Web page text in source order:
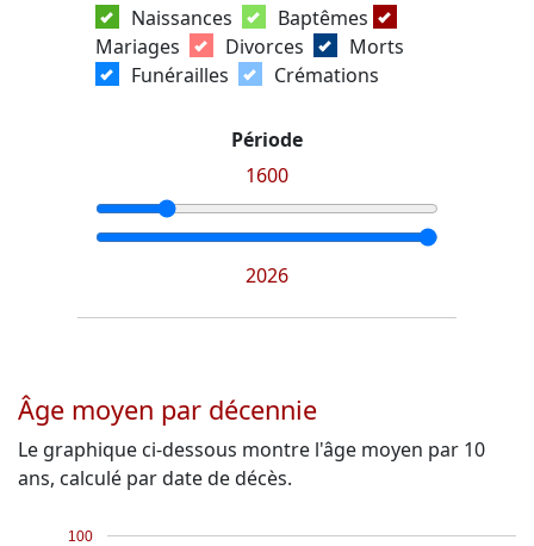
Naissances
Baptêmes
Mariages
Divorces
Morts
Funérailles
Crémations
Période
1600
2026
Âge moyen par décennie
Le graphique ci-dessous montre l'âge moyen par 10
ans, calculé par date de décès.
100